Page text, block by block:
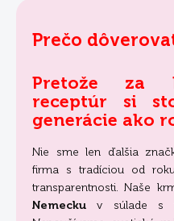
Prečo
Pretože za
receptúr si
generácie ako
Nie sme len ďalšia
firma s tradíciou od
transparentnosti. Naše
Nemecku v súlade s